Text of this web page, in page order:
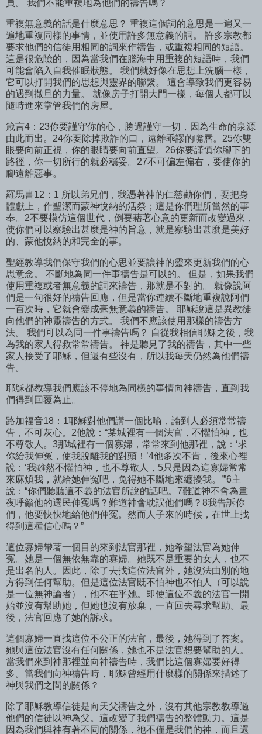
員。 我們不能重複地為他們的禱告嗎？
重複無意義的話是什麼意思？ 重複這個詞的意思是一遍又一
遍地重複同樣的事情，並使用許多無意義的詞。 許多宗教都
要求他們的信徒用相同的詞來作禱告，或重複相同的短語。
這是很危險的，因為當我們在腦海中用重複的短語時，我們
可能會陷入自我催眠狀態。 我們就好像在思想上洗腦一樣，
它可以打開我們的思想與靈界的聯繫。 這會導致我們更容易
的遇到撒旦的力量。 就像房子打開大門一樣，每個人都可以
隨時進來掌管我們的房屋。
箴言4：23你要謹守你的心，勝過謹守一切，因為生命的泉源
由此而出。24你要除掉欺詐的口，遠離乖謬的嘴唇。25你雙
眼要向前正視，你的眼睛要向前直望。26你要謹慎你腳下的
路徑，你一切所行的就必穩妥。27不可偏左偏右，要使你的
腳遠離惡事。
羅馬書12：1 所以弟兄們，我憑著神的仁慈勸你們，要把身
體獻上，作聖潔而蒙神悅納的活祭；這是你們理所當然的事
奉。2不要模仿這個世代，倒要藉著心意的更新而改變過來，
使你們可以察驗出甚麼是神的旨意，就是察驗出甚麼是美好
的、蒙他悅納的和完全的事。
聖經教導我們保守我們的心思並要讓神的靈來更新我們的心
思意念。 不斷地為同一件事禱告是可以的。 但是，如果我們
使用重複或者無意義的詞來禱告，那就是不對的。 就像說阿
們是一句很好的禱告回應，但是當你連續不斷地重複說阿們
一百次時，它就會變成毫無意義的禱告。 耶穌說這是異教徒
向他們的神靈禱告的方式。 我們不應該使用那樣的禱告方
法。 我們可以為同一件事禱告嗎？ 自從我相信耶穌之後，我
為我的家人得救常常禱告。 神是聽見了我的禱告，其中一些
家人接受了耶穌，但還有些沒有，所以我每天仍然為他們禱
告。
耶穌都教導我們應該不停地為同樣的事情向神禱告，直到我
們得到回覆為止。
路加福音18：1耶穌對他們講一個比喻，論到人必須常常禱
告，不可灰心。2他說：“某城裡有一個法官，不懼怕神，也
不尊敬人。3那城裡有一個寡婦，常常來到他那裡，說：‘求
你給我伸冤，使我脫離我的對頭！’4他多次不肯，後來心裡
說：‘我雖然不懼怕神，也不尊敬人，5只是因為這寡婦常常
來麻煩我，就給她伸冤吧，免得她不斷地來纏擾我。’”6主
說：“你們聽聽這不義的法官所說的話吧。7難道神不會為晝
夜呼籲他的選民伸冤嗎？難道神會耽誤他們嗎？8我告訴你
們，他要快快地給他們伸冤。然而人子來的時候，在世上找
得到這種信心嗎？”
這位寡婦帶著一個目的來到法官那裡，她希望法官為她伸
冤。她是一個無依無靠的寡婦。她既不是重要的女人，也不
是出名的人。因此，除了去找這位法官外，她沒法由別的地
方得到任何幫助。但是這位法官既不怕神也不怕人（可以說
是一位無神論者），他不在乎她。即使這位不義的法官一開
始並沒有幫助她，但她也沒有放棄，一直回去尋求幫助。最
後，法官回應了她的訴求。
這個寡婦一直找這位不公正的法官，最後，她得到了答案。
她與這位法官沒有任何關係，她也不是法官想要幫助的人。
當我們來到神那裡並向神禱告時，我們比這個寡婦要好得
多。當我們向神禱告時，耶穌曾經用什麼樣的關係來描述了
神與我們之間的關係？
除了耶穌教導信徒是向天父禱告之外，沒有其他宗教教導過
他們的信徒以神為父。這改變了我們禱告的整體動力。這是
因為我們與神有著不同的關係，祂不僅是我們的神，而且還